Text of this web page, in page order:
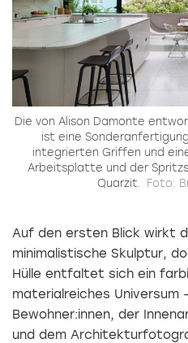
Die von Alison Damonte
ist eine
integrierten Griffen und
Arbeitsplatte und der
Quarzit.
Foto:
Auf den ersten Blick wirkt
minimalistische Skulptur,
Hülle entfaltet sich ein
materialreiches Universum
Bewohner:innen, der
und dem